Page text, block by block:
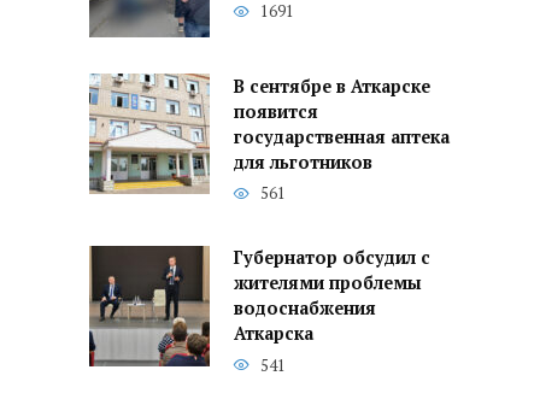
1691
В сентябре в Аткарске
появится
государственная аптека
для льготников
561
Губернатор обсудил с
жителями проблемы
водоснабжения
Аткарска
541